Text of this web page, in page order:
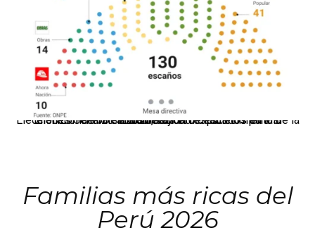
El JNE oficializó la distribución de escaños para la elección de 60 senadores y 130 diputados en las Elecciones Generales 2026, tras el restablecimiento de la Bicameralidad.
Familias más ricas del
Perú 2026